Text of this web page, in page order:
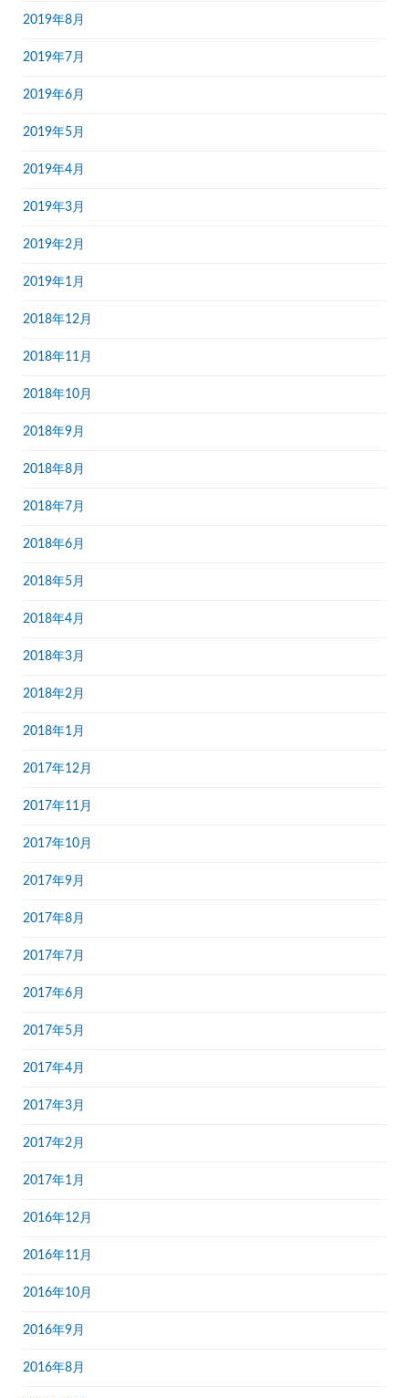
2019年8月
2019年7月
2019年6月
2019年5月
2019年4月
2019年3月
2019年2月
2019年1月
2018年12月
2018年11月
2018年10月
2018年9月
2018年8月
2018年7月
2018年6月
2018年5月
2018年4月
2018年3月
2018年2月
2018年1月
2017年12月
2017年11月
2017年10月
2017年9月
2017年8月
2017年7月
2017年6月
2017年5月
2017年4月
2017年3月
2017年2月
2017年1月
2016年12月
2016年11月
2016年10月
2016年9月
2016年8月